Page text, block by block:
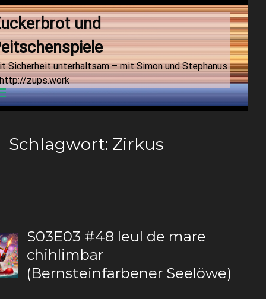
und
Sicherheit unterhaltsam – mit Simon und Stephanus
zups.work
Schlagwort: Zirkus
S03E03 #48 leul de mare
chihlimbar
(Bernsteinfarbener Seelöwe)